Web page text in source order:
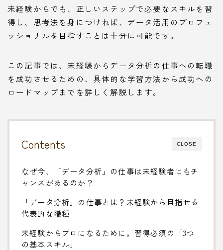
未経験からでも、正しいステップで必要なスキルを習
得し、思考法を身につければ、データ活用のプロフェ
ッショナルを目指すことは十分に可能です。
この記事では、未経験からデータ分析の仕事への転職
を成功させるための、具体的な学習方法から成功への
ロードマップまでを詳しく解説します。
CLOSE
Contents
なぜ今、「データ分析」の仕事は未経験者にもチ
ャンスがあるのか？
「データ分析」の仕事とは？未経験から目指せる
代表的な職種
未経験からプロになるために。習得必須の「3つ
の基本スキル」